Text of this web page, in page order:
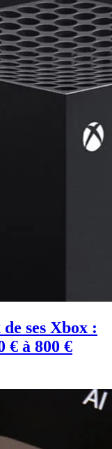
ses Xbox :
€ à 800 €